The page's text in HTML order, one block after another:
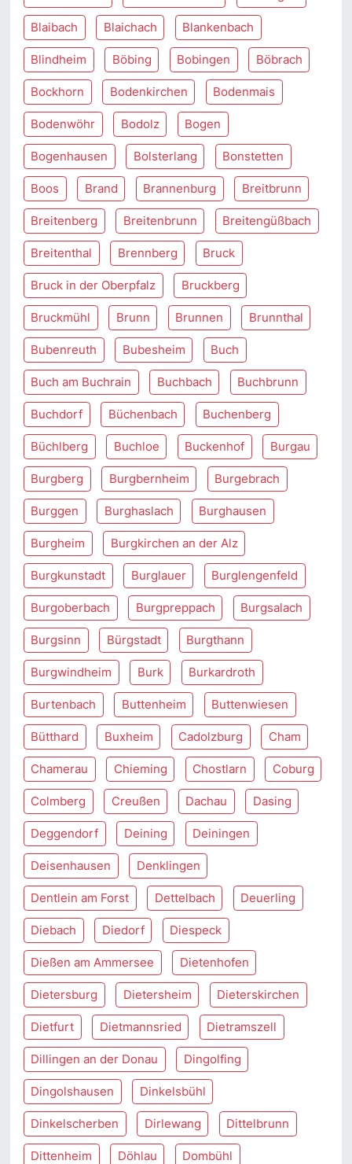
Blaibach Blaichach Blankenbach
Blindheim Böbing Bobingen Böbrach
Bockhorn Bodenkirchen Bodenmais
Bodenwöhr Bodolz Bogen
Bogenhausen Bolsterlang Bonstetten
Boos Brand Brannenburg Breitbrunn
Breitenberg Breitenbrunn Breitengüßbach
Breitenthal Brennberg Bruck
Bruck in der Oberpfalz Bruckberg
Bruckmühl Brunn Brunnen Brunnthal
Bubenreuth Bubesheim Buch
Buch am Buchrain Buchbach Buchbrunn
Buchdorf Büchenbach Buchenberg
Büchlberg Buchloe Buckenhof Burgau
Burgberg Burgbernheim Burgebrach
Burggen Burghaslach Burghausen
Burgheim Burgkirchen an der Alz
Burgkunstadt Burglauer Burglengenfeld
Burgoberbach Burgpreppach Burgsalach
Burgsinn Bürgstadt Burgthann
Burgwindheim Burk Burkardroth
Burtenbach Buttenheim Buttenwiesen
Bütthard Buxheim Cadolzburg Cham
Chamerau Chieming Chostlarn Coburg
Colmberg Creußen Dachau Dasing
Deggendorf Deining Deiningen
Deisenhausen Denklingen
Dentlein am Forst Dettelbach Deuerling
Diebach Diedorf Diespeck
Dießen am Ammersee Dietenhofen
Dietersburg Dietersheim Dieterskirchen
Dietfurt Dietmannsried Dietramszell
Dillingen an der Donau Dingolfing
Dingolshausen Dinkelsbühl
Dinkelscherben Dirlewang Dittelbrunn
Dittenheim Döhlau Dombühl